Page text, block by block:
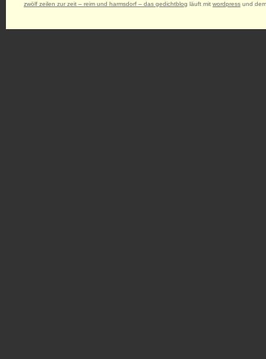
zwölf zeilen zur zeit – reim und harmsdorf – das gedichtblog läuft mit wordpress und